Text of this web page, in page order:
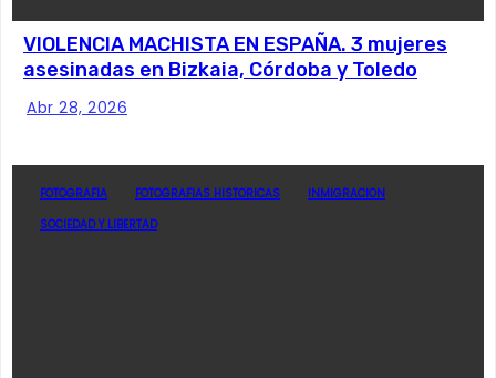
VIOLENCIA MACHISTA EN ESPAÑA. 3 mujeres
asesinadas en Bizkaia, Córdoba y Toledo
Abr 28, 2026
FOTOGRAFIA FOTOGRAFIAS HISTORICAS
INMIGRACION
SOCIEDAD Y LIBERTAD